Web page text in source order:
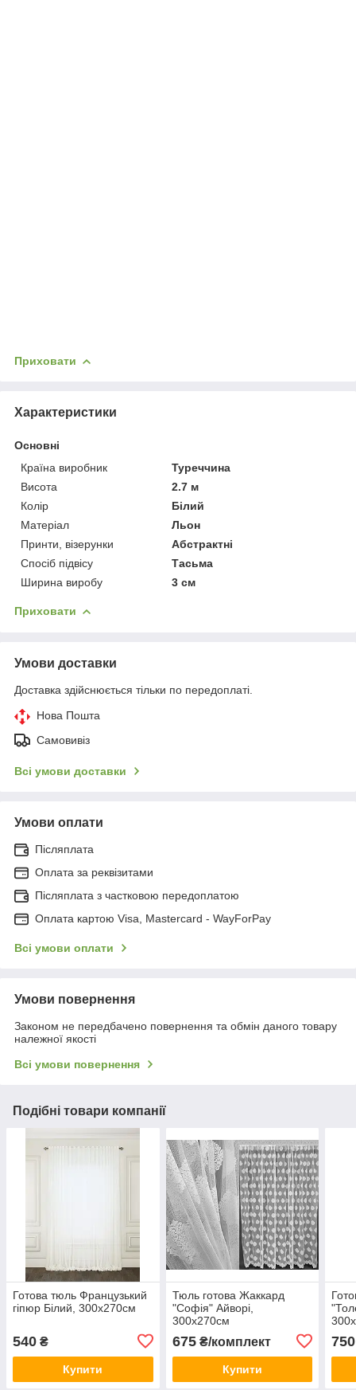
Приховати
Характеристики
Основні
Країна виробник
Туреччина
Висота
2.7 м
Колір
Білий
Матеріал
Льон
Принти, візерунки
Абстрактні
Спосіб підвісу
Тасьма
Ширина виробу
3 см
Приховати
Умови доставки
Доставка здійснюється тільки по передоплаті.
Нова Пошта
Самовивіз
Всі умови доставки
Умови оплати
Післяплата
Оплата за реквізитами
Післяплата з частковою передоплатою
Оплата картою Visa, Mastercard - WayForPay
Всі умови оплати
Умови повернення
Законом не передбачено повернення та обмін даного товару
належної якості
Всі умови повернення
Подібні товари компанії
Готова тюль Французький
гіпюр Білий, 300х270см
540 ₴
Купити
Тюль готова Жаккард
"Софія" Айворі,
300х270см
675₴/комплект
Купити
750